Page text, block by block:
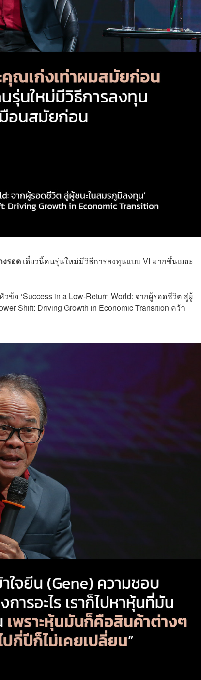
รอด เดี๋ยวนี้คนรุ่นใหม่มีวิธีการลงทุนแบบ VI มากขึ้นเยอะ
อ ‘Success in a Low-Return World: จากผู้รอดชีวิต สู่ผู้
Shift: Driving Growth in Economic Transition คว้า